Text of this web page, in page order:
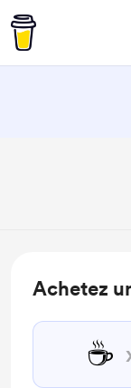
Achetez
☕